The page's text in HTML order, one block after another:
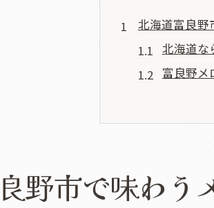
北海道富良野
北海道な
富良野メ
北海道
メロンの
富良野メ
野市で味わう